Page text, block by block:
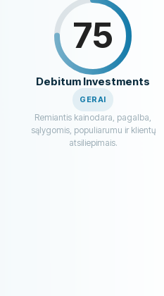
75
Debitum Investments
GERAI
Remiantis kainodara, pagalba,
sąlygomis, populiarumu ir klientų
atsiliepimais.